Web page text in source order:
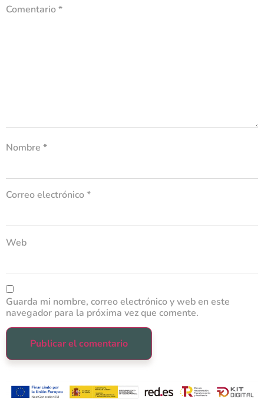
Comentario*
Nombre *
Correo electrónico*
Web
Guarda mi nombre, correo electrónico y web en este
navegador para la próxima vez que comente.